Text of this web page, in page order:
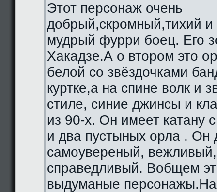
Этот персонаж очень
добрый,скромный,тихий и
мудрый фурри боец. Его
Хакадзе.А о втором это
белой со звёздочками
куртке,а на спине волк и
стиле, синие джинсы и
из 90-х. Он имеет катану
и два пустыных орла . Он
самоувереный,
справедливый. Вобщем
выдуманые